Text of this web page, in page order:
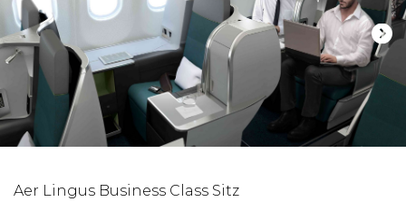
Aer Lingus Business Class Sitz